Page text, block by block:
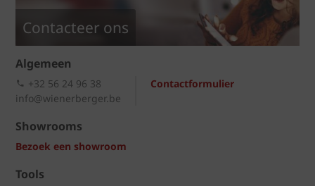
Contacteer ons
Algemeen
Contactformulier
+32 56 24 96 38
info@wienerberger.be
Showrooms
Bezoek een showroom
Tools